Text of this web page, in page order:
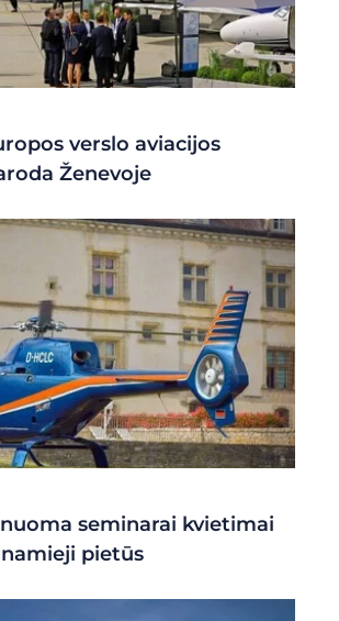
verslo aviacijos
Ženevoje
seminarai kvietimai
pietūs